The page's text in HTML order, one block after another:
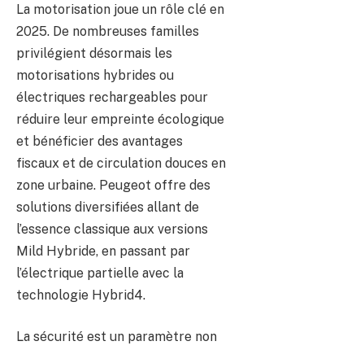
La motorisation joue un rôle clé en
2025. De nombreuses familles
privilégient désormais les
motorisations hybrides ou
électriques rechargeables pour
réduire leur empreinte écologique
et bénéficier des avantages
fiscaux et de circulation douces en
zone urbaine. Peugeot offre des
solutions diversifiées allant de
l’essence classique aux versions
Mild Hybride, en passant par
l’électrique partielle avec la
technologie Hybrid4.
La sécurité est un paramètre non